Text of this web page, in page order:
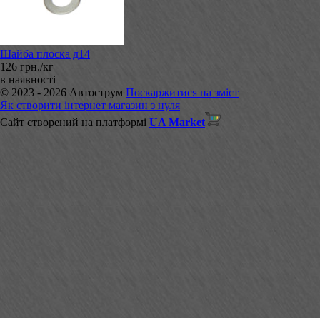
Шайба плоска д14
126 грн./кг
в наявності
© 2023 - 2026 Автострум Поскаржитися на зміст
Як створити інтернет магазин з нуля
Сайт створений на платформі UA Market